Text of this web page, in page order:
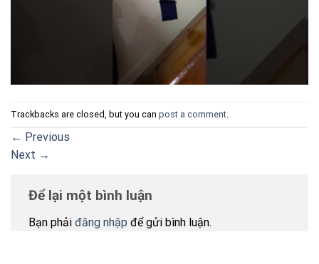
Trackbacks are closed, but you can post a comment
← Previous
Next →
Để lại một bình luận
Bạn phải đăng nhập để gửi bình luận.